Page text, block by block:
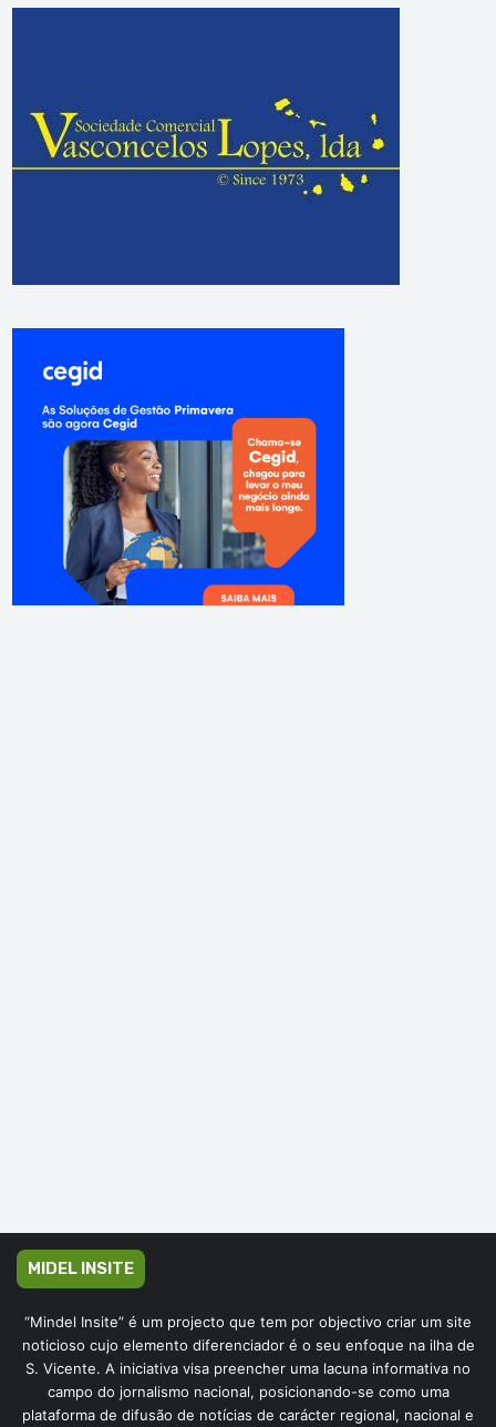
MIDEL INSITE
“Mindel Insite” é um projecto que tem por objectivo criar um site
noticioso cujo elemento diferenciador é o seu enfoque na ilha de
S. Vicente. A iniciativa visa preencher uma lacuna informativa no
campo do jornalismo nacional, posicionando-se como uma
plataforma de difusão de notícias de carácter regional, nacional e